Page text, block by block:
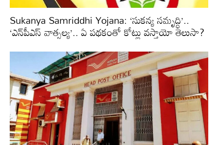
Sukanya Samriddhi Yojana: ‘సుకన్య సమృద్ధి’..
‘ఎన్‌పీఎస్ వాత్సల్య’.. ఏ పథకంతో కోట్లు వస్తాయో తెలుసా?